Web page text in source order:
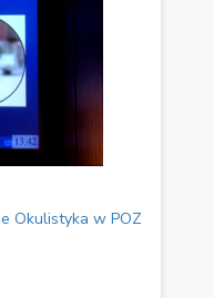
Okulistyka w POZ